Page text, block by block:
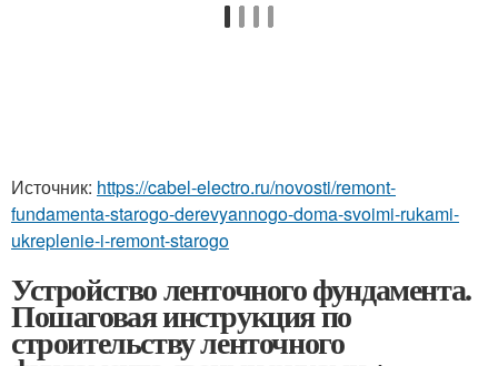
Источник: https://cabel-electro.ru/novosti/remont-
fundamenta-starogo-derevyannogo-doma-svoimi-rukami-
ukreplenie-i-remont-starogo
Устройство ленточного фундамента.
Пошаговая инструкция по
строительству ленточного